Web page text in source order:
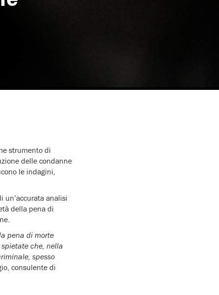
strumento di
delle condanne
le indagini,
un’accurata analisi
della pena di
pena di morte
che, nella
spesso
consulente di